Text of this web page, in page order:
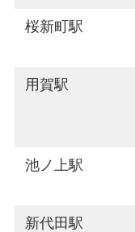
桜新町駅
用賀駅
池ノ上駅
新代田駅